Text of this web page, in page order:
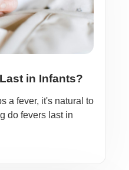
in Infants?
a fever, it's natural to
do fevers last in